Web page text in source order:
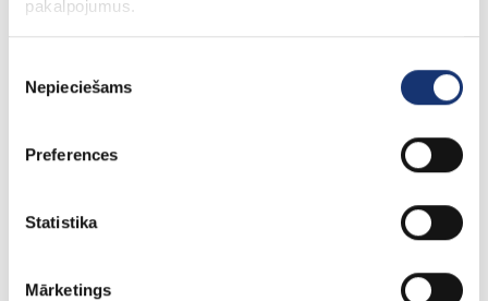
pakalpojumus.
izvēle
Nepieciešams
Preferences
Statistika
Mārketings